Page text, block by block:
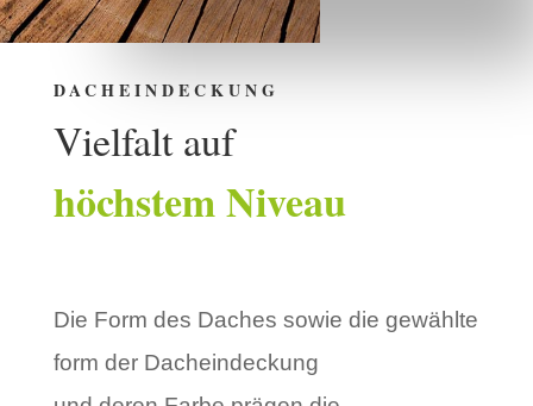
DACHEINDECKUNG
Vielfalt auf
höchstem Niveau
Die Form des Daches sowie die gewählte
form der Dacheindeckung